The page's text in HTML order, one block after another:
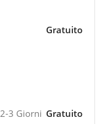
Gratuito
2-3 Giorni Gratuito